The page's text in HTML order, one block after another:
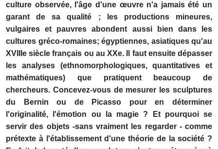
culture observée, l'âge d'une œuvre n'a jamais été un
garant de sa qualité ; les productions mineures,
vulgaires et pauvres abondent aussi bien dans les
cultures gréco-romaines; égyptiennes, asiatiques qu'au
XVIIIe siècle français ou au XXe. Il faut ensuite dépasser
les analyses (ethnomorphologiques, quantitatives et
mathématiques) que pratiquent beaucoup de
chercheurs. Concevez-vous de mesurer les sculptures
du Bernin ou de Picasso pour en déterminer
l'originalité, l'émotion ou la magie ? Et pourquoi se
servir des objets -sans vraiment les regarder - comme
prétexte à l'établissement d'une théorie de la société ?